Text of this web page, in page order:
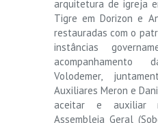
arquitetura de igreja
Tigre em Dorizon e
restauradas com o
instâncias
acompanhamento
Volodemer,
Auxiliares Meron e
aceitar e auxiliar
Assembleia Geral